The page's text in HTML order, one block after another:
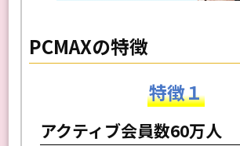
PCMAXの特徴
特徴１
アクティブ会員数60万人